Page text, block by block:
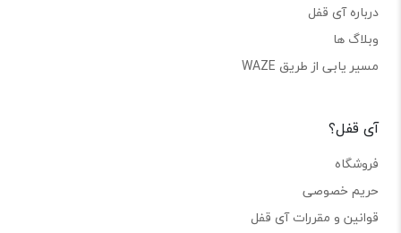
درباره آی قفل
وبلاگ ها
مسیر یابی از طریق WAZE
آی قفل؟
فروشگاه
حریم خصوصی
قوانین و مقررات آی قفل